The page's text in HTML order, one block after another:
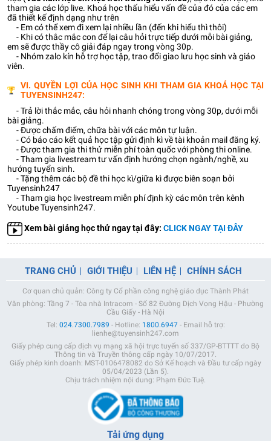
tham gia các lớp live. Khoá học thấu hiểu vấn đề của đó của các em
đã thiết kế định dạng như trên
- Em có thể xem đi xem lại nhiều lần (đến khi hiểu thì thôi)
- Khi có thắc mắc con để lại câu hỏi trực tiếp dưới mỗi bài giảng,
em sẽ được thầy cô giải đáp ngay trong vòng 30p.
- Nhóm zalo kín hỗ trợ học tập, trao đổi giao lưu học sinh và giáo
viên.
VI. QUYỀN LỢI CỦA HỌC SINH KHI THAM GIA KHOÁ HỌC TẠI
TUYENSINH247:
- Trả lời thắc mắc, câu hỏi nhanh chóng trong vòng 30p, dưới mỗi
bài giảng.
- Được chấm điểm, chữa bài với các môn tự luận.
- Có báo cáo kết quả học tập gửi định kì về tài khoản mail đăng ký.
- Được tham gia thi thử miễn phí toàn quốc với phòng thi online.
- Tham gia livestream tư vấn định hướng chọn ngành/nghề, xu
hướng tuyển sinh.
- Tặng thêm các bộ đề thi học kì/giữa kì được biên soạn bởi
Tuyensinh247
- Tham gia học livestream miễn phí định kỳ các môn trên kênh
Youtube Tuyensinh247.
Xem bài giảng học thử ngay tại đây: CLICK NGAY TẠI ĐÂY
TRANG CHỦ GIỚI THIỆU LIÊN HỆ CHÍNH SÁCH
Cơ quan chủ quản: Công ty Cổ phần công nghệ giáo dục Thành Phát
Văn phòng: Tầng 7 - Tòa nhà Intracom - Số 82 Đường Dịch Vọng Hậu - Phường
Cầu Giấy - Hà Nội
Tel: 024.7300.7989 - Hotline: 1800.6947- Email hỗ trợ:
lienhe@tuyensinh247.com
Giấy phép cung cấp dịch vụ mạng xã hội trực tuyến số 337/GP-BTTTT do Bộ
Thông tin và Truyền thông cấp ngày 10/07/2017.
Giấy phép kinh doanh: MST-0106478082 do Sở Kế hoạch và Đầu tư cấp ngày
05/04/2023 (Lần 5).
Chịu trách nhiệm nội dung: Phạm Đức Tuệ.
Tải ứng dụng